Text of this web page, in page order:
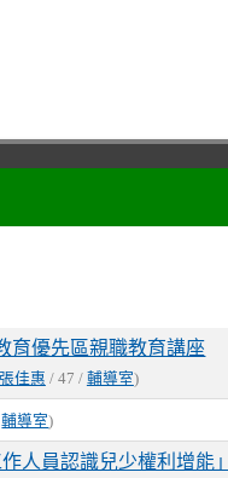
育優先區親職教育講座
佳惠 / 47 / 輔導室)
輔導室)
人員認識兒少權利增能」